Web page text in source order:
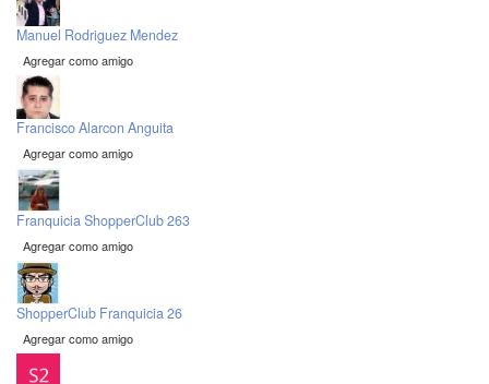
Manuel Rodriguez Mendez
Agregar como amigo
Francisco Alarcon Anguita
Agregar como amigo
Franquicia ShopperClub 263
Agregar como amigo
ShopperClub Franquicia 26
Agregar como amigo